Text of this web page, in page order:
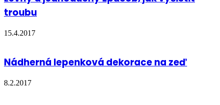
troubu
15.4.2017
Nádherná lepenková dekorace na zeď
8.2.2017